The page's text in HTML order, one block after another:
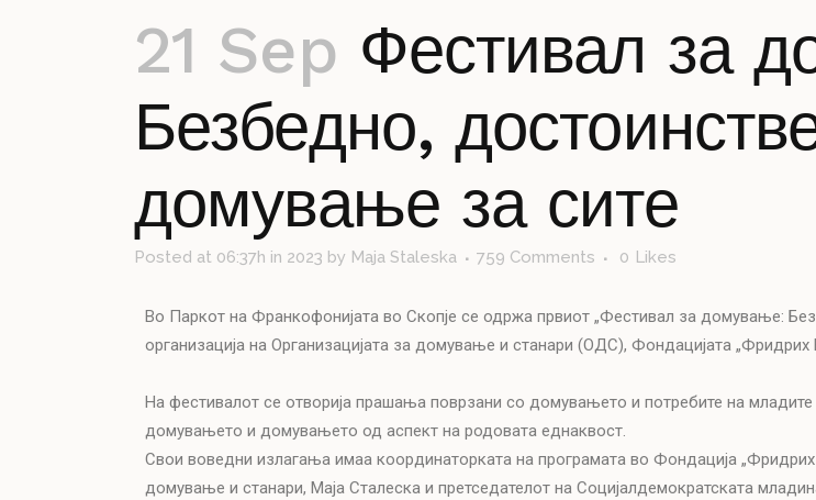
21 Sep Фестивал за
Безбедно,
домување за сите
Posted at 06:37h in 2023 by Maja Staleska 759 Comments 0 Likes
Во Паркот на Франкофонијата во Скопје се одржа првиот „Фестивал за домување:
организација на Организацијата за домување и станари (ОДС), Фондацијата
На фестивалот се отворија прашања поврзани со домувањето и потребите на
домувањето и домувањето од аспект на родовата еднаквост.
Свои воведни излагања имаа координаторката на програмата во Фондација „Фридрих
домување и станари, Маја Сталеска и претседателот на Социјалдемократската